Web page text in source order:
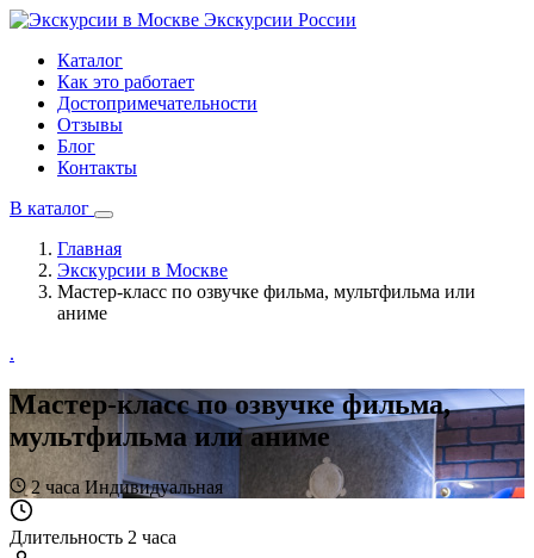
Экскурсии России
Каталог
Как это работает
Достопримечательности
Отзывы
Блог
Контакты
В каталог
Главная
Экскурсии в Москве
Мастер-класс по озвучке фильма, мультфильма или
аниме
.
Мастер-класс по озвучке фильма,
мультфильма или аниме
2 часаИндивидуальная
Длительность 2 часа